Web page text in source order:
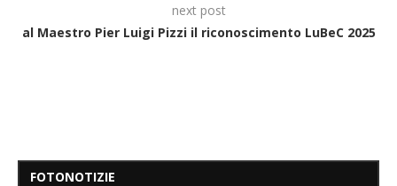
next post
al Maestro Pier Luigi Pizzi il riconoscimento LuBeC 2025
FOTONOTIZIE